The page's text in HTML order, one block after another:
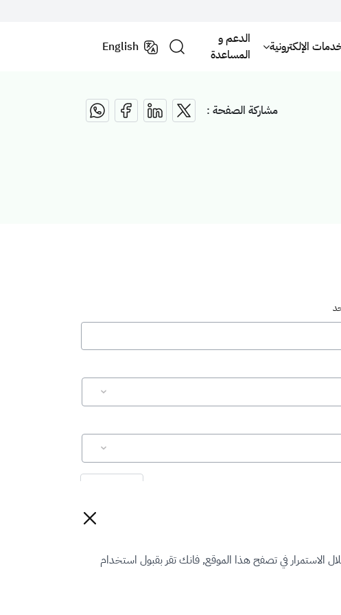
الإلكترونية
الدعم و
المساعدة
English
مشاركة الصفحة :
في تصفح هذا الموقع, فانك تقر بقبول استخدام